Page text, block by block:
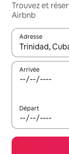
Trouvez et
Airbnb
Adresse
Lorsque les
Arrivée
Départ